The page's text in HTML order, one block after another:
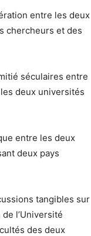
entre les deux
chercheurs et des
séculaires entre
deux universités
entre les deux
deux pays
tangibles sur
l’Université
des deux